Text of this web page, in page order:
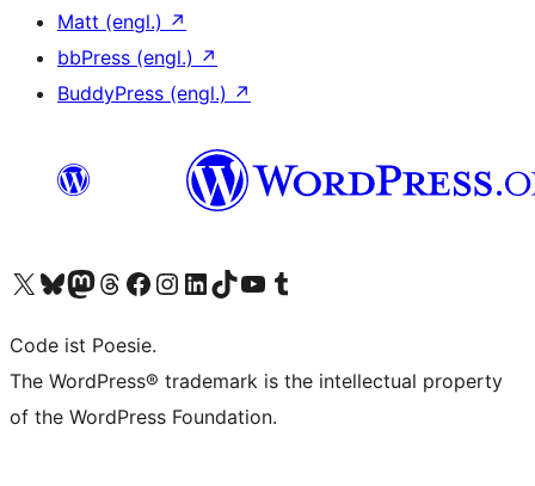
Matt (engl.) ↗
bbPress (engl.) ↗
BuddyPress (engl.) ↗
Unser X-Konto (früher Twitter) besuchen
Unser Bluesky-Konto besuchen
Unser Mastodon-Konto besuchen
Unser Threads-Konto besuchen
Unsere Facebook-Seite besuchen
Unser Instagram-Konto besuchen
Unser LinkedIn-Konto besuchen
Unser TikTok-Konto besuchen
Unseren YouTube-Kanal besuchen
Unser Tumblr-Konto besuchen
Code ist Poesie.
The WordPress® trademark is the intellectual property
of the WordPress Foundation.